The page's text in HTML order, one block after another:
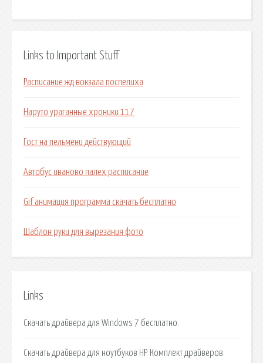
Links to Important Stuff
Расписание жд вокзала поспелиха
Наруто ураганные хроники 117
Гост на пельмени действующий
Автобус иваново палех расписание
Gif анимация программа скачать бесплатно
Шаблон руки для вырезания фото
Links
Скачать драйвера для Windows 7 бесплатно.
Скачать драйвера для ноутбуков HP. Комплект драйверов.